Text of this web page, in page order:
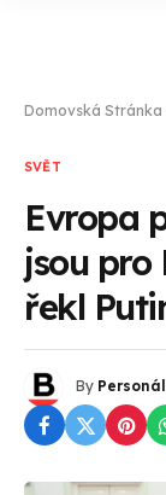
Domovská Stránka
SVĚT
Evropa
jsou pro
řekl
By Personál